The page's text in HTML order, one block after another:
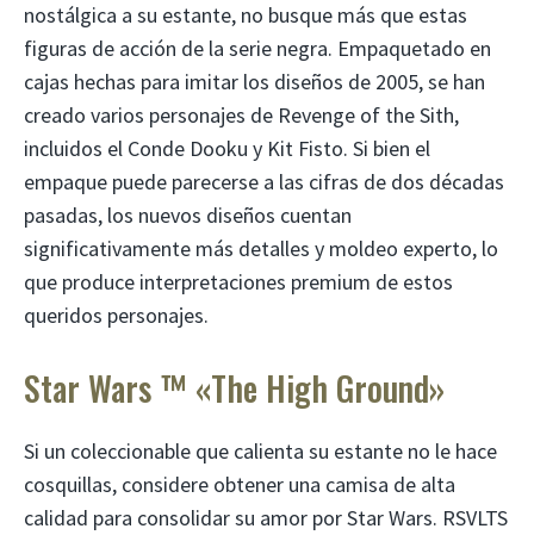
nostálgica a su estante, no busque más que estas
figuras de acción de la serie negra. Empaquetado en
cajas hechas para imitar los diseños de 2005, se han
creado varios personajes de Revenge of the Sith,
incluidos el Conde Dooku y Kit Fisto. Si bien el
empaque puede parecerse a las cifras de dos décadas
pasadas, los nuevos diseños cuentan
significativamente más detalles y moldeo experto, lo
que produce interpretaciones premium de estos
queridos personajes.
Star Wars ™ «The High Ground»
Si un coleccionable que calienta su estante no le hace
cosquillas, considere obtener una camisa de alta
calidad para consolidar su amor por Star Wars. RSVLTS